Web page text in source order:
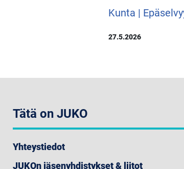
Kunta |
27.5.2026
Tätä on JUKO
Yhteystiedot
JUKOn jäsenyhdistykset & liitot